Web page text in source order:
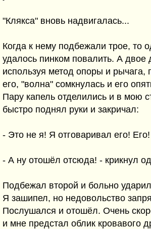
"Клякса" вновь надвигалась...
Когда к нему подбежали трое, то
удалось пинком повалить. А двое
используя метод опоры и рычага,
его, "волна" сомкнулась и его
Пару капель отделились и в мою
быстро поднял руки и закричал:
- Это не я! Я отговаривал его!
- А ну отошёл отсюда! - крикнул
Подбежал второй и больно
Я зашипел, но недовольство
Послушался и отошёл. Очень
и мне предстал облик кровавого